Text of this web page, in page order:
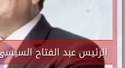
الرئيس عبد الفتاح